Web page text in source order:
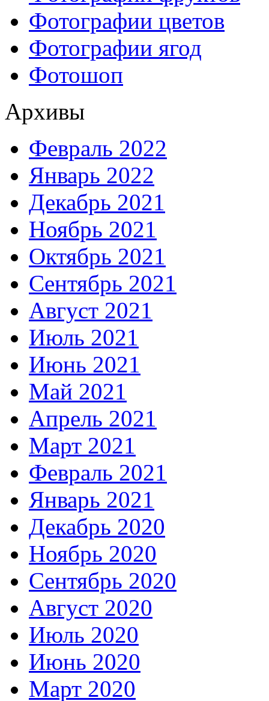
Фотографии цветов
Фотографии ягод
Фотошоп
Архивы
Февраль 2022
Январь 2022
Декабрь 2021
Ноябрь 2021
Октябрь 2021
Сентябрь 2021
Август 2021
Июль 2021
Июнь 2021
Май 2021
Апрель 2021
Март 2021
Февраль 2021
Январь 2021
Декабрь 2020
Ноябрь 2020
Сентябрь 2020
Август 2020
Июль 2020
Июнь 2020
Март 2020